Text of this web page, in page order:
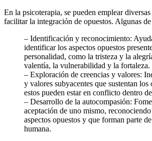
En la psicoterapia, se pueden emplear diversas
facilitar la integración de opuestos. Algunas
– Identificación y reconocimiento:
identificar los aspectos opuestos
personalidad, como la tristeza y la
valentía, la vulnerabilidad y la fortaleza.
– Exploración de creencias y valores:
y valores subyacentes que sustentan los
estos pueden estar en conflicto dentro
– Desarrollo de la autocompasión:
aceptación de uno mismo,
aspectos opuestos y que forman parte
humana.